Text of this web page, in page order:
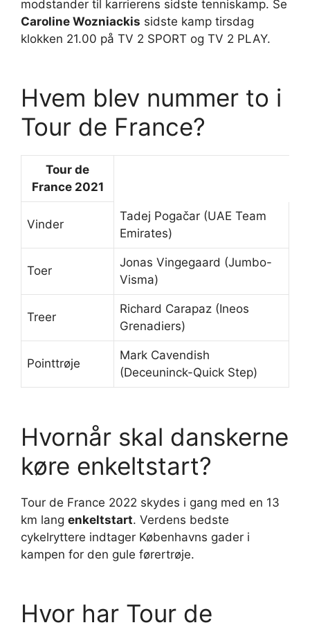
modstander til karrierens sidste tenniskamp. Se
Caroline Wozniackis sidste kamp tirsdag
klokken 21.00 på TV 2 SPORT og TV 2 PLAY.
Hvem blev nummer to i
Tour de France?
Tour de
France2021
Vinder
Tadej Pogačar (UAE Team
Emirates)
Toer
Jonas Vingegaard (Jumbo-
Visma)
Treer
Richard Carapaz (Ineos
Grenadiers)
Pointtrøje
Mark Cavendish
(Deceuninck-Quick Step)
Hvornår skal danskerne
køre enkeltstart?
Tour de France 2022 skydes i gang med en 13
km lang enkeltstart. Verdens bedste
cykelryttere indtager Københavns gader i
kampen for den gule førertrøje.
Hvor har Tour de